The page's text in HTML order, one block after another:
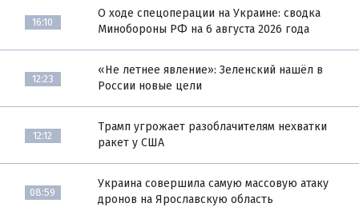
16:10
О ходе спецоперации на Украине: сводка
Минобороны РФ на 6 августа 2026 года
12:23
«Не летнее явление»: Зеленский нашёл в
России новые цели
12:12
Трамп угрожает разоблачителям нехватки
ракет у США
08:59
Украина совершила самую массовую атаку
дронов на Ярославскую область